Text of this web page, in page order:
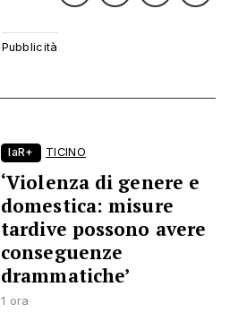
laR+ TICINO
‘Violenza di genere e
domestica: misure
tardive possono avere
conseguenze
drammatiche’
1 ora